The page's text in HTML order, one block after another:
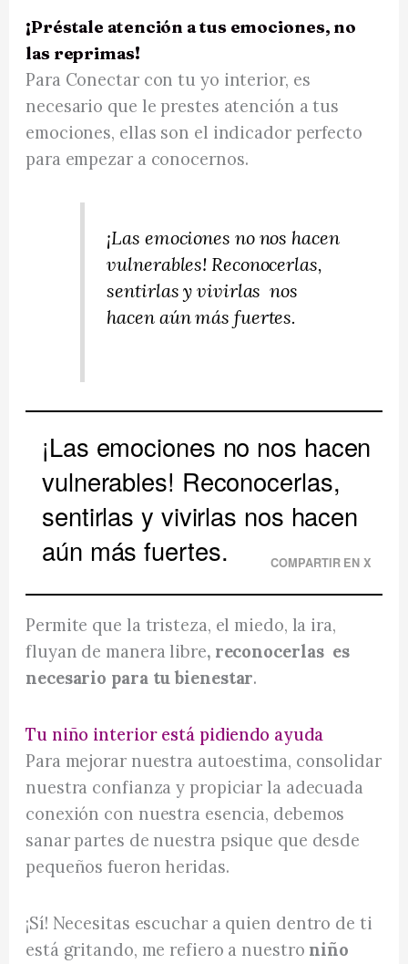
¡Préstale atención a tus emociones, no
las reprimas!
Para Conectar con tu yo interior, es
necesario que le prestes atención a tus
emociones, ellas son el indicador perfecto
para empezar a conocernos.
¡Las emociones no nos hacen
vulnerables! Reconocerlas,
sentirlas y vivirlas nos
hacen aún más fuertes.
¡Las emociones no nos hacen
vulnerables! Reconocerlas,
sentirlas y vivirlas nos hacen
aún más fuertes.
COMPARTIR EN X
Permite que la tristeza, el miedo, la ira,
fluyan de manera libre, reconocerlas es
necesario para tu bienestar.
Tu niño interior está pidiendo ayuda
Para mejorar nuestra autoestima, consolidar
nuestra confianza y propiciar la adecuada
conexión con nuestra esencia, debemos
sanar partes de nuestra psique que desde
pequeños fueron heridas.
¡Sí! Necesitas escuchar a quien dentro de ti
está gritando, me refiero a nuestro niño